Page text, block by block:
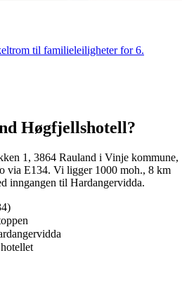
til familieleiligheter for 6.
Høgfjellshotell?
1, 3864 Rauland i Vinje kommune,
via E134. Vi ligger 1000 moh., 8 km
inngangen til Hardangervidda.